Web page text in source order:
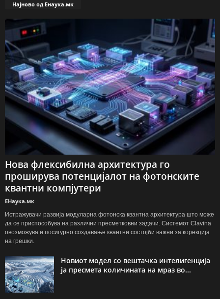
Најново од Енаука.мк
Нова флексибилна архитектура го
проширува потенцијалот на фотонските
квантни компјутери
ЕНаука.мк
Истражувачи развија модуларна фотонска квантна архитектура што може
да се приспособува на различни пресметковни задачи. Системот Clavina
овозможува и посигурно создавање квантни состојби важни за корекција
на грешки.
Новиот модел со вештачка интелигенција
ја пресмета количината на мраз во...